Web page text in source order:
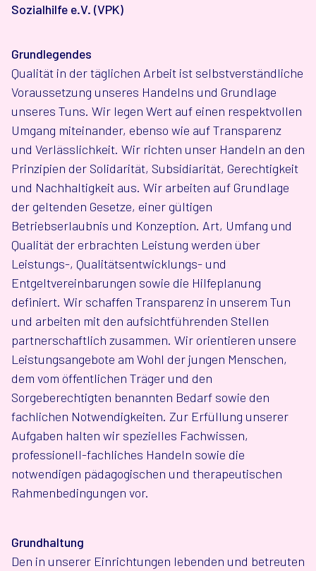
Sozialhilfe e.V. (VPK)
Grundlegendes
Qualität in der täglichen Arbeit ist selbstverständliche
Voraussetzung unseres Handelns und Grundlage
unseres Tuns. Wir legen Wert auf einen respektvollen
Umgang miteinander, ebenso wie auf Transparenz
und Verlässlichkeit. Wir richten unser Handeln an den
Prinzipien der Solidarität, Subsidiarität, Gerechtigkeit
und Nachhaltigkeit aus. Wir arbeiten auf Grundlage
der geltenden Gesetze, einer gültigen
Betriebserlaubnis und Konzeption. Art, Umfang und
Qualität der erbrachten Leistung werden über
Leistungs-, Qualitätsentwicklungs- und
Entgeltvereinbarungen sowie die Hilfeplanung
definiert. Wir schaffen Transparenz in unserem Tun
und arbeiten mit den aufsichtführenden Stellen
partnerschaftlich zusammen. Wir orientieren unsere
Leistungsangebote am Wohl der jungen Menschen,
dem vom öffentlichen Träger und den
Sorgeberechtigten benannten Bedarf sowie den
fachlichen Notwendigkeiten. Zur Erfüllung unserer
Aufgaben halten wir spezielles Fachwissen,
professionell-fachliches Handeln sowie die
notwendigen pädagogischen und therapeutischen
Rahmenbedingungen vor.
Grundhaltung
Den in unserer Einrichtungen lebenden und betreuten